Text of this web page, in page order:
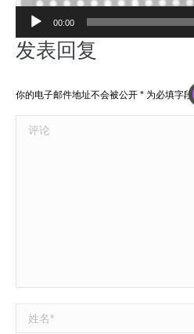
00:00
发表回复
你的电子邮件地址不会被公开 * 为必填字段
评论
姓名 *